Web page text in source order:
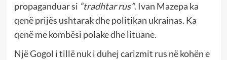
propaganduar si “tradhtar rus”. Ivan Mazepa ka
qenë prijës ushtarak dhe politikan ukrainas. Ka
qenë me kombësi polake dhe lituane.
Një Gogol i tillë nuk i duhej carizmit rus në kohën e